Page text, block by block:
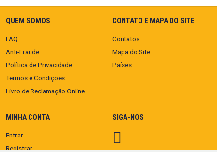
QUEM SOMOS
FAQ
Anti-Fraude
Política de Privacidade
Termos e Condições
Livro de Reclamação Online
CONTATO E MAPA DO SITE
Contatos
Mapa do Site
Países
MINHA CONTA
Entrar
Registrar
SIGA-NOS